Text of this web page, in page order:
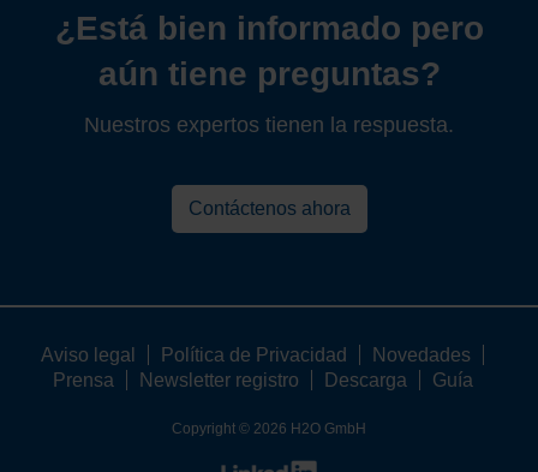
¿Está bien informado pero
aún tiene preguntas?
Nuestros expertos tienen la respuesta.
Contáctenos ahora
Aviso legal Política de Privacidad
Novedades
Prensa
Newsletter registro Descarga Guía
Copyright © 2026 H2O GmbH